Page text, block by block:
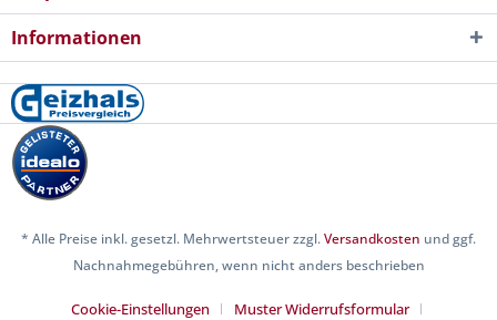
Informationen
* Alle Preise inkl. gesetzl. Mehrwertsteuer zzgl.Versandkosten und ggf.
Nachnahmegebühren, wenn nicht anders beschrieben
Cookie-Einstellungen
Muster Widerrufsformular